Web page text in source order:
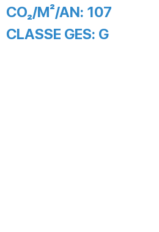
CO₂/M²/AN: 107
CLASSE GES: G